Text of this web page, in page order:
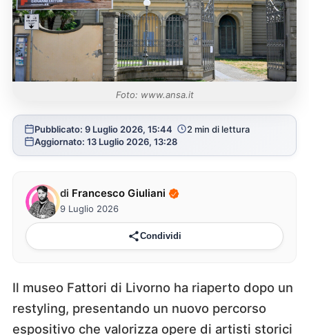
Foto: www.ansa.it
Pubblicato: 9 Luglio 2026, 15:44
2 min di lettura
Aggiornato: 13 Luglio 2026, 13:28
di Francesco Giuliani
9 Luglio 2026
Condividi
Il museo Fattori di Livorno ha riaperto dopo un
restyling, presentando un nuovo percorso
espositivo che valorizza opere di artisti storici